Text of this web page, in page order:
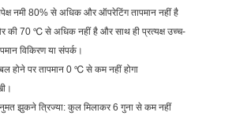
नमी 80% से अधिक और ऑपरेटिंग तापमान नहीं है
की 70 ℃ से अधिक नहीं है और साथ ही प्रत्यक्ष उच्च-
विकिरण या संपर्क।
होने पर तापमान 0 ℃ से कम नहीं होगा
झुकने त्रिज्या: कुल मिलाकर 6 गुना से कम नहीं